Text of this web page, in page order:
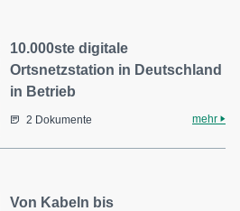
10.000ste digitale
Ortsnetzstation in Deutschland
in Betrieb
2 Dokumente mehr
Von Kabeln bis